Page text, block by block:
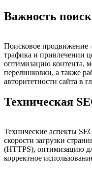
Важность
Поисковое продвижение
трафика и привлечении
оптимизацию контента,
перелинковки, а также
авторитетности сайта в
Техническая
Технические аспекты
скорости загрузки
(HTTPS), оптимизацию
корректное